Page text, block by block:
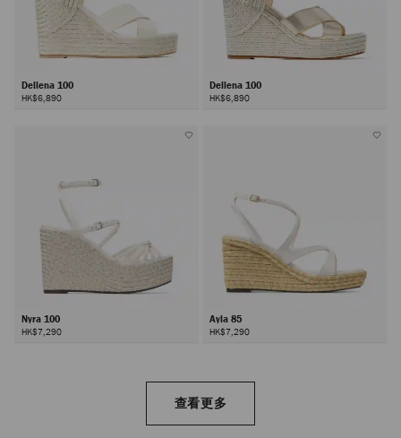
Dellena 100
HK$6,890
Dellena 100
HK$6,890
Nyra 100
HK$7,290
Ayla 85
HK$7,290
查看更多